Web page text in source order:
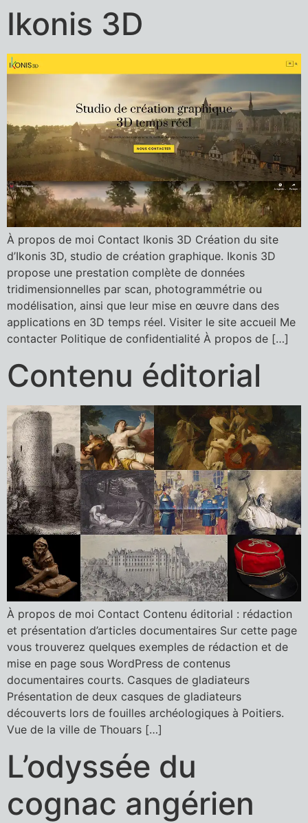
Ikonis 3D
À propos de moi Contact Ikonis 3D Création du site
d’Ikonis 3D, studio de création graphique. Ikonis 3D
propose une prestation complète de données
tridimensionnelles par scan, photogrammétrie ou
modélisation, ainsi que leur mise en œuvre dans des
applications en 3D temps réel. Visiter le site accueil Me
contacter Politique de confidentialité À propos de […]
Contenu éditorial
À propos de moi Contact Contenu éditorial : rédaction
et présentation d’articles documentaires Sur cette page
vous trouverez quelques exemples de rédaction et de
mise en page sous WordPress de contenus
documentaires courts. Casques de gladiateurs
Présentation de deux casques de gladiateurs
découverts lors de fouilles archéologiques à Poitiers.
Vue de la ville de Thouars […]
L’odyssée du
cognac angérien